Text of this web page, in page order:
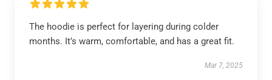
The hoodie is perfect for layering during colder
months. It’s warm, comfortable, and has a great fit.
Mar 7, 2025